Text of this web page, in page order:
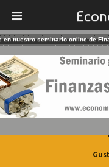
Manipulan
en nuestro seminario online de